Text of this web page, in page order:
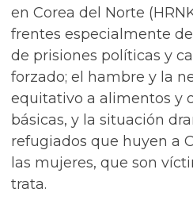
en Corea del Norte
frentes especialmente
de prisiones políticas y
forzado; el hambre y la
equitativo a alimentos y
básicas, y la situación
refugiados que huyen a
las mujeres, que son
trata.